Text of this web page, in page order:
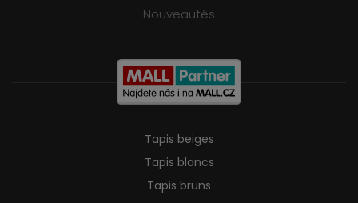
Nouveautés
Tapis beiges
Tapis blancs
Tapis bruns